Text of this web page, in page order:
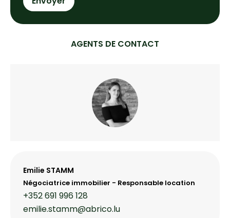
AGENTS DE CONTACT
Emilie STAMM
Négociatrice immobilier - Responsable location
+352 691 996 128
emilie.stamm@abrico.lu